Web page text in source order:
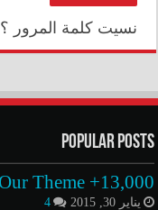
نسيت كلمة المرور ؟
Popular Posts
13,000+ People Have Bought Our Theme
يناير 30, 2015 4